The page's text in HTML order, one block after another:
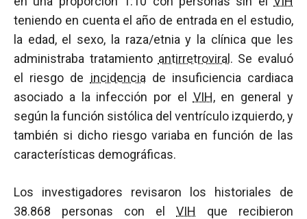
teniendo en cuenta el año de entrada en el estudio,
la edad, el sexo, la raza/etnia y la clínica que les
administraba tratamiento antirretroviral . Se evaluó
el riesgo de incidencia de insuficiencia cardiaca
asociado a la infección por el VIH, en general y
según la función sistólica del ventrículo izquierdo, y
también si dicho riesgo variaba en función de las
características demográficas.
Los investigadores revisaron los historiales de
38.868 personas con el VIH que recibieron